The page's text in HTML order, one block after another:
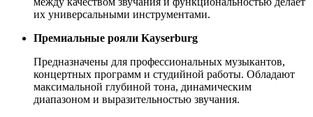
их универсальными инструментами.
Премиальные рояли Kayserburg
Предназначены для профессиональных музыкантов,
концертных программ и студийной работы. Обладают
максимальной глубиной тона, динамическим
диапазоном и выразительностью звучания.